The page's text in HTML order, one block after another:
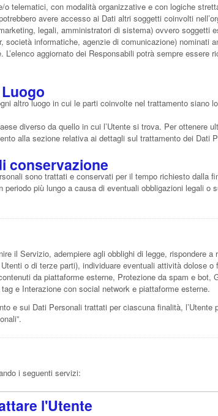
telematici, con modalità organizzative e con logiche
avere accesso ai Dati altri soggetti coinvolti
legali, amministratori di sistema) ovvero soggetti
informatiche, agenzie di comunicazione) nominati
aggiornato dei Responsabili potrà sempre essere
Luogo
altro luogo in cui le parti coinvolte nel trattamento siano
diverso da quello in cui l’Utente si trova. Per ottenere
alla sezione relativa ai dettagli sul trattamento dei Dati
conservazione
sono trattati e conservati per il tempo richiesto dalla
più lungo a causa di eventuali obbligazioni legali o
il Servizio, adempiere agli obblighi di legge, rispondere a
o di terze parti), individuare eventuali attività dolose o
da piattaforme esterne, Protezione da spam e bot,
e Interazione con social network e piattaforme esterne.
e sui Dati Personali trattati per ciascuna finalità, l’Utente
i seguenti servizi:
l'Utente